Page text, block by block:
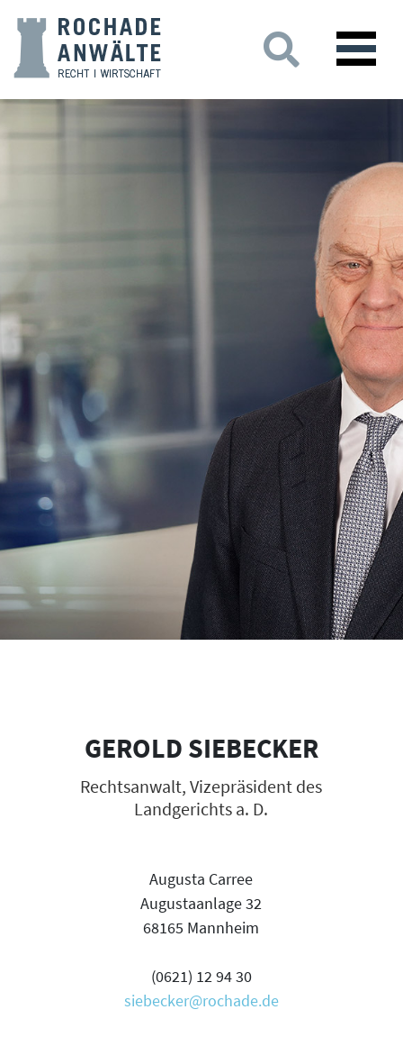
GEROLD SIEBECKER
Rechtsanwalt, Vizepräsident des
Landgerichts a. D.
Augusta Carree
Augustaanlage 32
68165 Mannheim
(0621) 12 94 30
siebecker@rochade.de